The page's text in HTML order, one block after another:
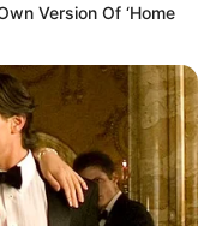
Version Of ‘Home